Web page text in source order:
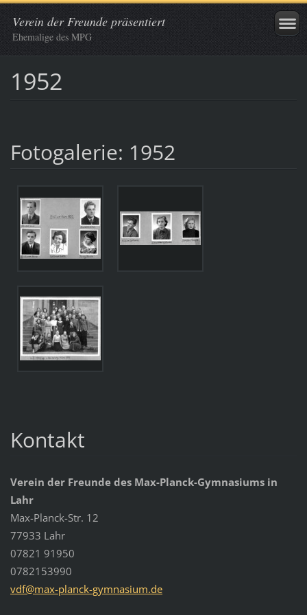
Verein der Freunde präsentiert
Ehemalige des MPG
1952
Fotogalerie: 1952
Kontakt
Verein der Freunde des Max-Planck-Gymnasiums in
Lahr
Max-Planck-Str. 12
77933 Lahr
07821 91950
0782153990
vdf@max-planck-gymnasium.de